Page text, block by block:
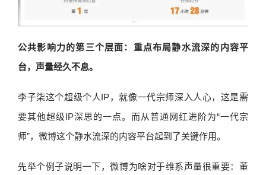
公共影响力的第三个层面：重点布局静水流深的内容平
台，声量经久不息。
李子柒这个超级个人IP，就像一代宗师深入人心，这是需
要其他超级IP深思的一点。而从普通网红进阶为“一代宗
师”，微博这个静水流深的内容平台起到了关键作用。
先举个例子说明一下，微博为啥对于维系声量很重要：董